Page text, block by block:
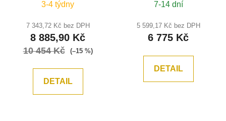
- NOVA LUCE
3-4 týdny
7 343,72 Kč bez DPH
8 885,90 Kč
10 454 Kč (–15 %)
DETAIL
7-14 dní
5 599,17 Kč bez DPH
6 775 Kč
DETAIL